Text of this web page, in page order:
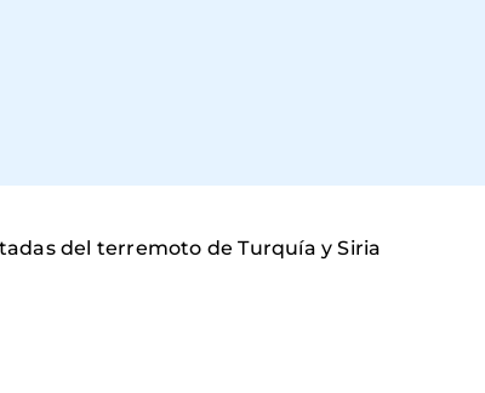
del terremoto de Turquía y Siria